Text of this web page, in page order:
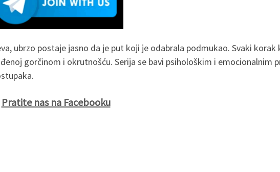
ubrzo postaje jasno da je put koji je odabrala podmukao. Svaki korak
gorčinom i okrutnošću. Serija se bavi psihološkim i emocionalnim
Pratite nas na Facebooku